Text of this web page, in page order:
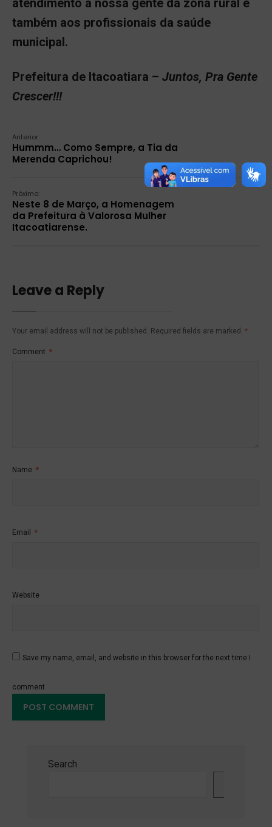
também aos profissionais da saúde
municipal.
Prefeitura de Itacoatiara – Juntos, Pra Gente
Crescer!!!
Anterior:
Hummm… Como Sempre, a Tia da
Merenda Caprichou!
Próximo:
Neste 8 de Março, a Homenagem
da Prefeitura à Valorosa Mulher
Itacoatiarense.
Leave a Reply
Your email address will not be published. Required fields are marked *
Comment *
Name *
Email *
Website
Save my name, email, and website in this browser for the next time I
comment.
Search